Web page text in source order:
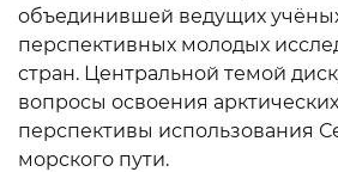
объединившей ведущих
перспективных молодых
стран. Центральной темой
вопросы освоения
перспективы использования
морского пути.